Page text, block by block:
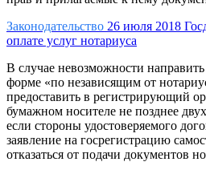
Законодательство 26 июля 2018
оплате услуг нотариуса
В случае невозможности
форме «по независящим от
предоставить в регистрирующий
бумажном носителе не позднее
если стороны удостоверяемого
заявление на госрегистрацию
отказаться от подачи документов